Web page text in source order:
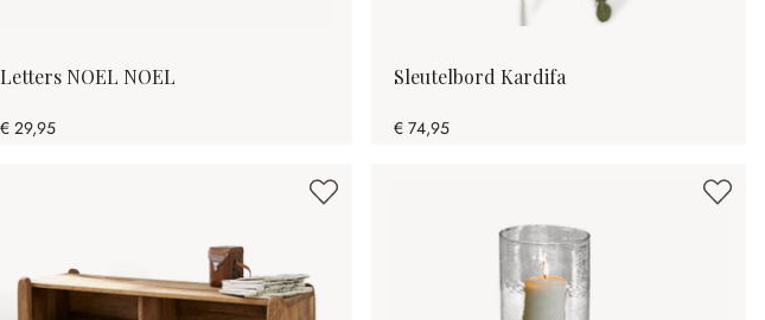
Letters NOEL NOEL
€ 29,95
Sleutelbord Kardifa
€ 74,95